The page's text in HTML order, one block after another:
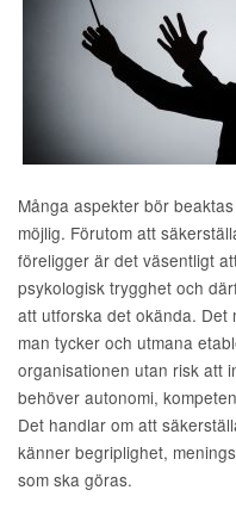
Många aspekter bör
möjlig. Förutom att
föreligger är det väsentligt
psykologisk trygghet och
att utforska det okända. Det
man tycker och utmana
organisationen utan risk att
behöver autonomi,
Det handlar om att
känner begriplighet,
som ska göras.